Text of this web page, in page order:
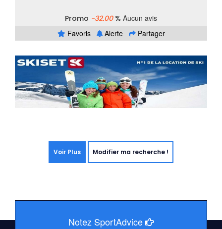
Promo -32.00% Aucun avis
Favoris
Alerte Partager
Voir Plus Modifier ma recherche !
Notez SportAdvice